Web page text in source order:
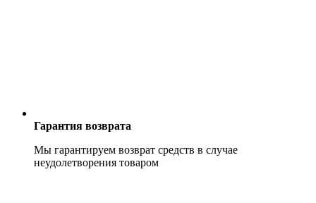
Гарантия возврата
Мы гарантируем возврат средств в случае
неудолетворения товаром